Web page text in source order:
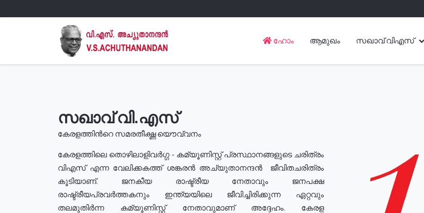
ഹോം ആമുഖം സഖാവ് വിഎസ്
സഖാവ് വി.എസ്
കേരളത്തിൻറെ സമരതീക്ഷ്ണ യൌവ്വനം
കേരളത്തിലെ തൊഴിലാളിവർഗ്ഗ - കമ്യൂണിസ്റ്റ് പ്രസ്ഥാനങ്ങളുടെ ചരിത്രം
വിഎസ് എന്ന വേലിക്കകത്ത് ശങ്കരൻ അച്യുതാനന്ദൻ ജീവിതചരിത്രം
കൂടിയാണ്. ജനകീയ രാഷ്ട്രീയ നേതാവും ജനപക്ഷ
രാഷ്ട്രീയപ്രവർത്തകനും ഇന്ത്യയിലെ ജീവിച്ചിരിക്കുന്ന ഏറ്റവും
തലമുതിർന്ന കമ്യൂണിസ്റ്റ് നേതാവുമാണ് അദ്ദേഹം. കേരള